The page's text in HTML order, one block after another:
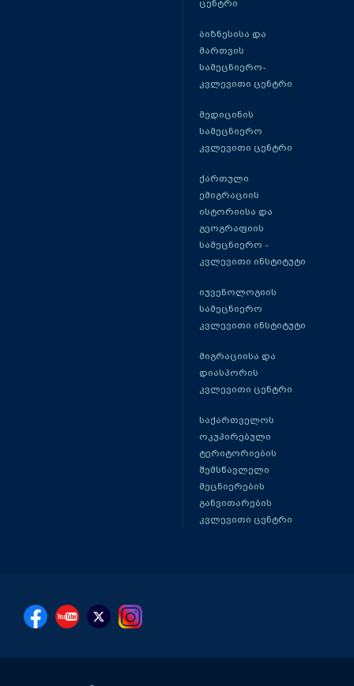
ცენტრი
ბიზნესისა და
მართვის
სამეცნიერო-
კვლევითი ცენტრი
მედიცინის
სამეცნიერო
კვლევითი ცენტრი
ქართული
ემიგრაციის
ისტორიისა და
გეოგრაფიის
სამეცნიერო -
კვლევითი ინსტიტუტი
იუვენოლოგიის
სამეცნიერო
კვლევითი ინსტიტუტი
მიგრაციისა და
დიასპორის
კვლევითი ცენტრი
საქართველოს
ოკუპირებული
ტერიტორიების
შემსწავლელი
მეცნიერების
განვითარების
კვლევითი ცენტრი